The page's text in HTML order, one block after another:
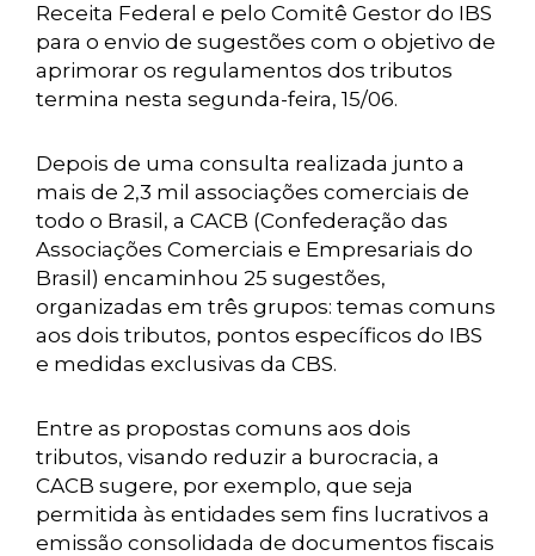
Receita Federal e pelo Comitê Gestor do IBS
para o envio de sugestões com o objetivo de
aprimorar os regulamentos dos tributos
termina nesta segunda-feira, 15/06.
Depois de uma consulta realizada junto a
mais de 2,3 mil associações comerciais de
todo o Brasil, a CACB (Confederação das
Associações Comerciais e Empresariais do
Brasil) encaminhou 25 sugestões,
organizadas em três grupos: temas comuns
aos dois tributos, pontos específicos do IBS
e medidas exclusivas da CBS.
Entre as propostas comuns aos dois
tributos, visando reduzir a burocracia, a
CACB sugere, por exemplo, que seja
permitida às entidades sem fins lucrativos a
emissão consolidada de documentos fiscais